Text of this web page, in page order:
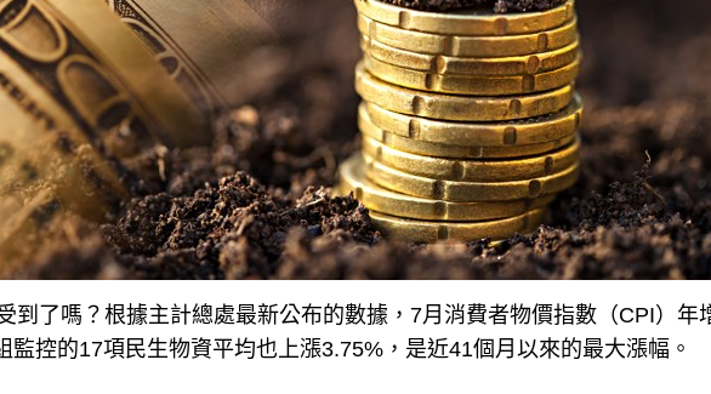
到了嗎？根據主計總處最新公布的數據，7月消費者物價指數（CPI）年
監控的17項民生物資平均也上漲3.75%，是近41個月以來的最大漲幅。